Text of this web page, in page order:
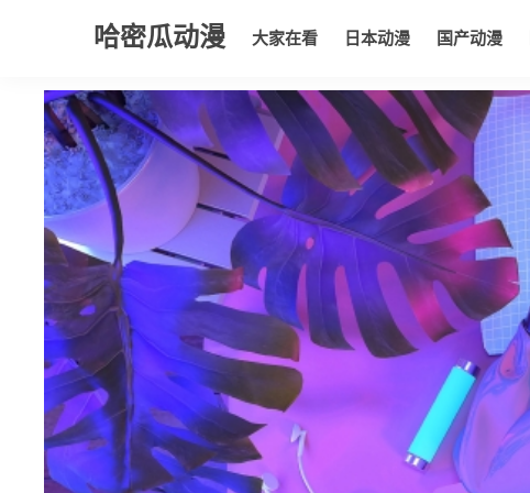
哈密瓜动漫 大家在看 日本动漫 国产动漫
大家在看 日本动漫 国产动漫 欧美动漫 动漫电影